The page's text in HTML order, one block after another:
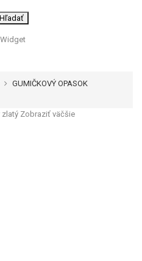
Hľadať
GUMIČKOVÝ OPASOK
Zobraziť väčšie